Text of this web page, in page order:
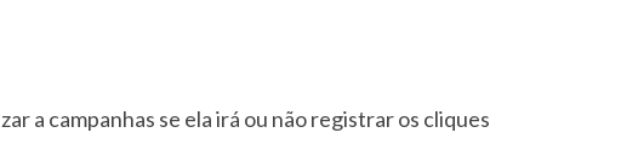
a campanhas se ela irá ou não registrar os cliques